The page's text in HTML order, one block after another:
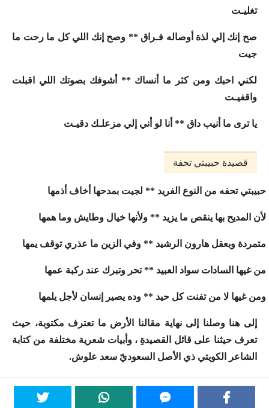
تغليـت
صح إنك إلي لذة أوصاله فـراق ** وصح إنك اللي كل ما رحت ما
جيت
لكني احبك ومن كثر ما أنساك ** أشوفك بصوتك اللي اقبلت
واقفيـت
يا ترى ما أنيب داق ** أنا لو أني إلي مزعلـك دقيـت
قصيدة حبيبتي تحفة
حبيبتي تحفه من النوع الفريد ** لجيت بمدحها أخاف أذمها
لأن المديح بها ينقص ما يزيد ** ولأنها خيال وطايش وما همها
متمردة وبعقل هارون الرشيد ** وفي الزين ما عذري توقف يمها
من غيها السادات سواد العبيد ** تحر وتبرك عند ركبة عمها
ومن غيها لا من تفنت كل حيد ** وده يصير إنسان لأجل يلمها
إلى هنا وصلنا إلى نهاية مقالنا الأرض ما تعترف مكتوبة، حيث
تعرف حيثنا على قائل القصيدةِ ، وأبيات شعرية مختلفة من كتابة
الشاعر الكويتي ذي الأصل السعوديّ سعد علوش.